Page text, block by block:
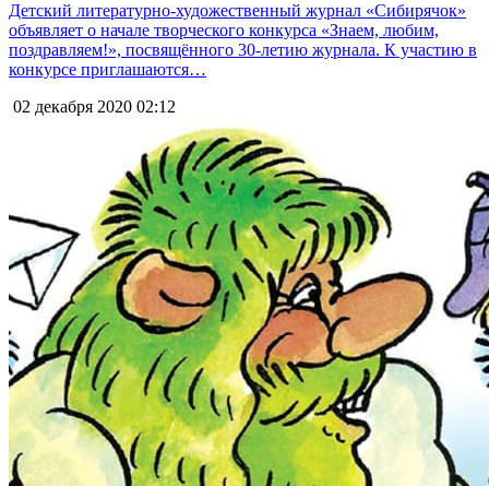
Детский литературно-художественный журнал «Сибирячок»
объявляет о начале творческого конкурса «Знаем, любим,
поздравляем!», посвящённого 30-летию журнала. К участию в
конкурсе приглашаются…
02 декабря 2020 02:12